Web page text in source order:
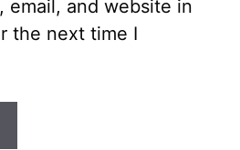
email, and website in
the next time I